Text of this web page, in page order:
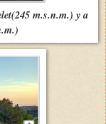
m.s.n.m.) y a